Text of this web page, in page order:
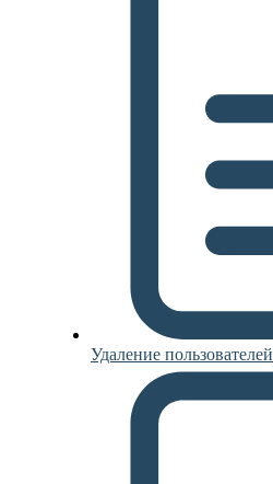
Удаление пользователей